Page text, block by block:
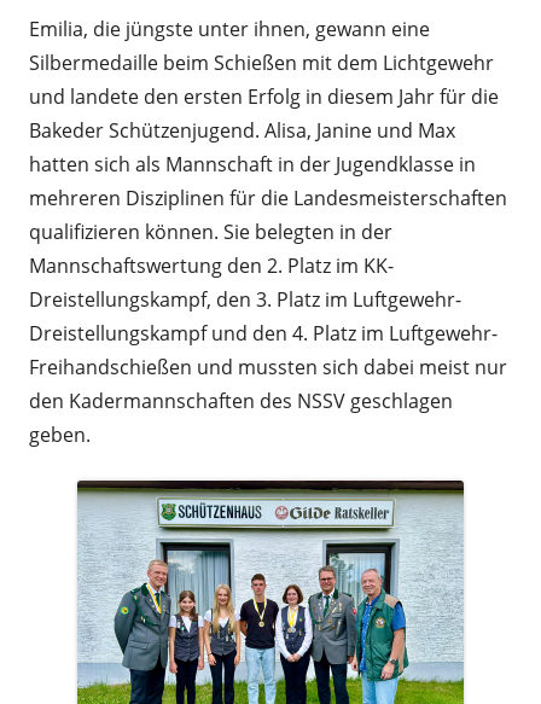
Emilia, die jüngste unter ihnen, gewann eine
Silbermedaille beim Schießen mit dem Lichtgewehr
und landete den ersten Erfolg in diesem Jahr für die
Bakeder Schützenjugend. Alisa, Janine und Max
hatten sich als Mannschaft in der Jugendklasse in
mehreren Disziplinen für die Landesmeisterschaften
qualifizieren können. Sie belegten in der
Mannschaftswertung den 2. Platz im KK-
Dreistellungskampf, den 3. Platz im Luftgewehr-
Dreistellungskampf und den 4. Platz im Luftgewehr-
Freihandschießen und mussten sich dabei meist nur
den Kadermannschaften des NSSV geschlagen
geben.